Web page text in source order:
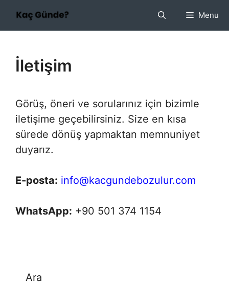
Menu
İletişim
Görüş, öneri ve sorularınız için bizimle
iletişime geçebilirsiniz. Size en kısa
sürede dönüş yapmaktan memnuniyet
duyarız.
E-posta: info@kacgundebozulur.com
WhatsApp: +90 501 374 1154
Ara